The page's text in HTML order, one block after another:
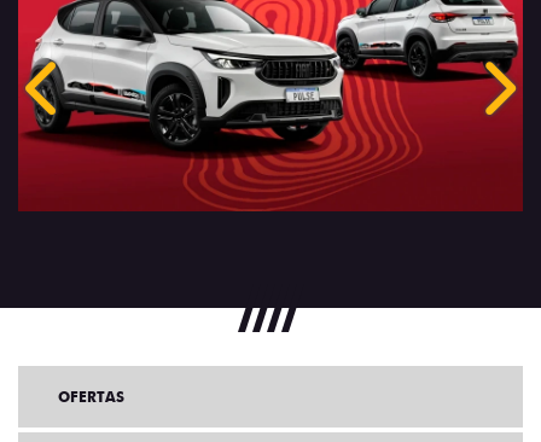
Anterior
OFERTAS